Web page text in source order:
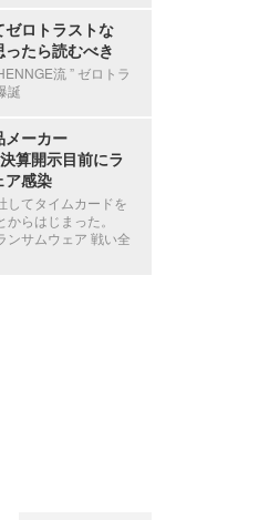
ゼロトラストな
たら読むべき
流 ” ゼロトラ
誕
メーカー
算開示目前にラ
ア感染
してタイムカードを
らはじまった。
ンサムウェア 戦い全